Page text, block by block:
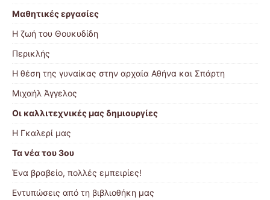
Μαθητικές εργασίες
Η ζωή του Θουκυδίδη
Περικλής
Η θέση της γυναίκας στην αρχαία Αθήνα και Σπάρτη
Μιχαήλ Άγγελος
Οι καλλιτεχνικές μας δημιουργίες
Η Γκαλερί μας
Τα νέα του 3ου
Ένα βραβείο, πολλές εμπειρίες!
Εντυπώσεις από τη βιβλιοθήκη μας